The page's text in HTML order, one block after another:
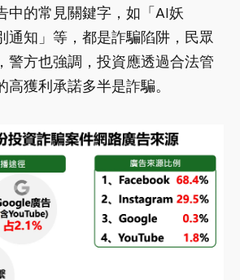
中的常見關鍵字，如「AI妖
通知」等，都是詐騙陷阱，民眾
警方也強調，投資應透過合法管
獲利承諾多半是詐騙。